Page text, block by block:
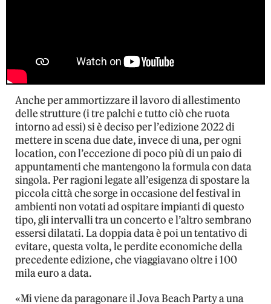
Anche per ammortizzare il lavoro di allestimento
delle strutture (i tre palchi e tutto ciò che ruota
intorno ad essi) si è deciso per l’edizione 2022 di
mettere in scena due date, invece di una, per ogni
location, con l’eccezione di poco più di un paio di
appuntamenti che mantengono la formula con data
singola. Per ragioni legate all’esigenza di spostare la
piccola città che sorge in occasione del festival in
ambienti non votati ad ospitare impianti di questo
tipo, gli intervalli tra un concerto e l’altro sembrano
essersi dilatati. La doppia data è poi un tentativo di
evitare, questa volta, le perdite economiche della
precedente edizione, che viaggiavano oltre i 100
mila euro a data.
«Mi viene da paragonare il Jova Beach Party a una